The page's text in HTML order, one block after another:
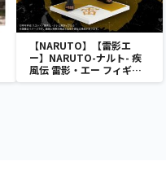
【NARUTO】【雷影エ
ー】NARUTO-ナルト- 疾
風伝 雷影・エー フィギュ
ア～五影集結…!!～